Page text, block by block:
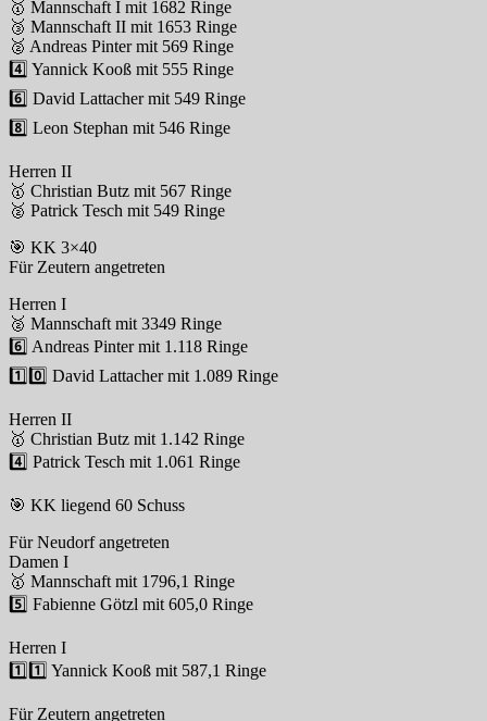
🥇 Mannschaft I mit 1682 Ringe
🥉 Mannschaft II mit 1653 Ringe
🥈 Andreas Pinter mit 569 Ringe
4️⃣ Yannick Kooß mit 555 Ringe
6️⃣ David Lattacher mit 549 Ringe
8️⃣ Leon Stephan mit 546 Ringe
Herren II
🥇 Christian Butz mit 567 Ringe
🥈 Patrick Tesch mit 549 Ringe
🎯 KK 3×40
Für Zeutern angetreten
Herren I
🥈 Mannschaft mit 3349 Ringe
6️⃣ Andreas Pinter mit 1.118 Ringe
1️⃣0️⃣ David Lattacher mit 1.089 Ringe
Herren II
🥇 Christian Butz mit 1.142 Ringe
4️⃣ Patrick Tesch mit 1.061 Ringe
🎯 KK liegend 60 Schuss
Für Neudorf angetreten
Damen I
🥇 Mannschaft mit 1796,1 Ringe
5️⃣ Fabienne Götzl mit 605,0 Ringe
Herren I
1️⃣1️⃣ Yannick Kooß mit 587,1 Ringe
Für Zeutern angetreten